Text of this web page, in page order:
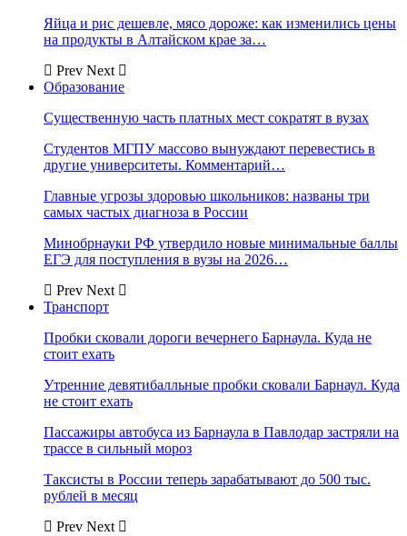
Яйца и рис дешевле, мясо дороже: как изменились цены
на продукты в Алтайском крае за…
Prev Next
Образование
Существенную часть платных мест сократят в вузах
Студентов МГПУ массово вынуждают перевестись в
другие университеты. Комментарий…
Главные угрозы здоровью школьников: названы три
самых частых диагноза в России
Минобрнауки РФ утвердило новые минимальные баллы
ЕГЭ для поступления в вузы на 2026…
Prev Next
Транспорт
Пробки сковали дороги вечернего Барнаула. Куда не
стоит ехать
Утренние девятибалльные пробки сковали Барнаул. Куда
не стоит ехать
Пассажиры автобуса из Барнаула в Павлодар застряли на
трассе в сильный мороз
Таксисты в России теперь зарабатывают до 500 тыс.
рублей в месяц
Prev Next